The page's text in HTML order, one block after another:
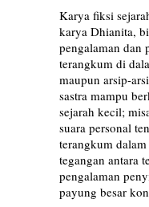
Karya fiksi
karya Dhianita,
pengalaman dan
terangkum di
maupun arsip-
sastra mampu
sejarah kecil;
suara personal
terangkum dalam
tegangan antara
pengalaman
payung besar